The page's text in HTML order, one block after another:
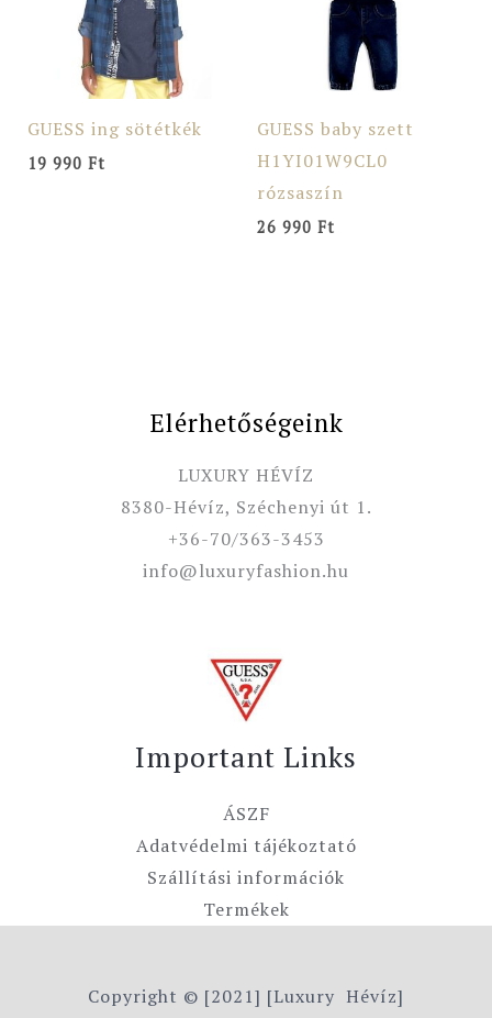
GUESS ing sötétkék
19 990 Ft
GUESS baby szett
H1YI01W9CL0
rózsaszín
26 990 Ft
Elérhetőségeink
LUXURY HÉVÍZ
8380-Hévíz, Széchenyi út 1.
+36-70/363-3453
info@luxuryfashion.hu
Important Links
ÁSZF
Adatvédelmi tájékoztató
Szállítási információk
Termékek
Copyright © [2021] [Luxury Hévíz]